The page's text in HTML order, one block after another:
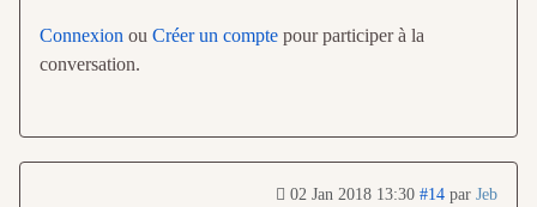
Connexion ou Créer un compte pour participer à la
conversation.
02 Jan 2018 13:30 #14 par Jeb